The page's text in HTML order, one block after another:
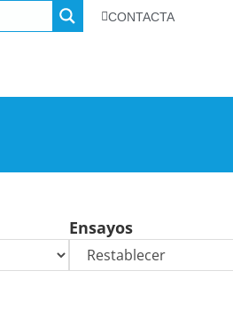
CONTACTA
Ensayos